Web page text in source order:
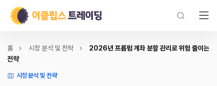
홈 시장 분석 및 전략
2026년 프롭펌 계좌 분할 관리로 위험 줄이는
전략
시장 분석 및 전략